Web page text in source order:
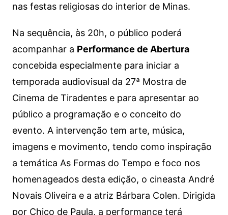
nas festas religiosas do interior de Minas.
Na sequência, às 20h, o público poderá
acompanhar a Performance de Abertura
concebida especialmente para iniciar a
temporada audiovisual da 27ª Mostra de
Cinema de Tiradentes e para apresentar ao
público a programação e o conceito do
evento. A intervenção tem arte, música,
imagens e movimento, tendo como inspiração
a temática As Formas do Tempo e foco nos
homenageados desta edição, o cineasta André
Novais Oliveira e a atriz Bárbara Colen. Dirigida
por Chico de Paula, a performance terá